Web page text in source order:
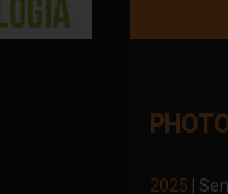
2025 |